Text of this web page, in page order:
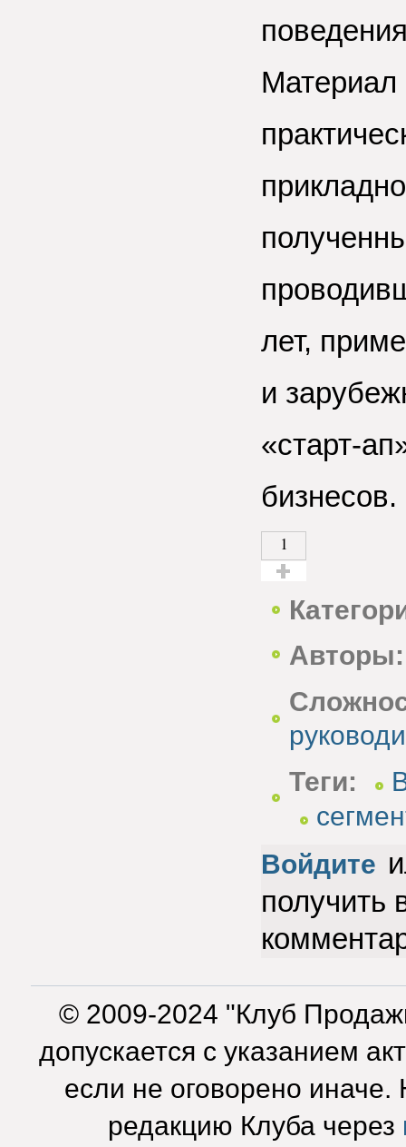
Материал
лет,
и
«старт-
бизнесов.
1
Авторы:
Теги:
Войдите
получить
© 2009-2024 "Клуб
допускается с указанием
если не оговорено
редакцию Клуба через